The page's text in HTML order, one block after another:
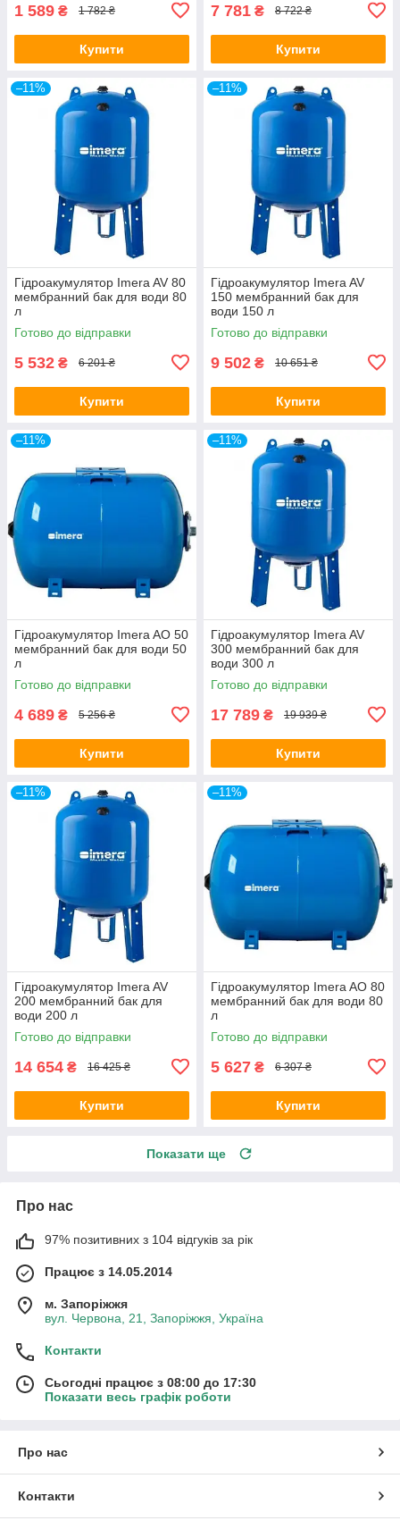
1 589 ₴ 1 782 ₴
Купити
7 781 ₴ 8 722 ₴
Купити
–11%
Гідроакумулятор Imera AV 80
мембранний бак для води 80
л
Готово до відправки
5 532 ₴ 6 201 ₴
Купити
–11%
Гідроакумулятор Imera AV
150 мембранний бак для
води 150 л
Готово до відправки
9 502 ₴ 10 651 ₴
Купити
–11%
Гідроакумулятор Imera AO 50
мембранний бак для води 50
л
Готово до відправки
4 689 ₴ 5 256 ₴
Купити
–11%
Гідроакумулятор Imera AV
300 мембранний бак для
води 300 л
Готово до відправки
17 789 ₴ 19 939 ₴
Купити
–11%
Гідроакумулятор Imera AV
200 мембранний бак для
води 200 л
Готово до відправки
14 654 ₴ 16 425 ₴
Купити
–11%
Гідроакумулятор Imera AO 80
мембранний бак для води 80
л
Готово до відправки
5 627 ₴ 6 307 ₴
Купити
Показати ще
Про нас
97% позитивних з 104 відгуків за рік
Працює з 14.05.2014
м. Запоріжжя
вул. Червона, 21, Запоріжжя, Україна
Контакти
Сьогодні працює з 08:00 до 17:30
Показати весь графік роботи
Про нас
Контакти